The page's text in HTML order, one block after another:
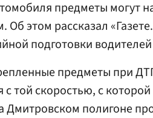
предметы могут
Об этом рассказал
подготовки
предметы при
с той скоростью, с
полигоне